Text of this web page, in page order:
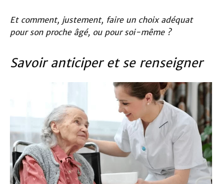
Et comment, justement, faire un choix adéquat
pour son proche âgé, ou pour soi-même ?
Savoir anticiper et se renseigner